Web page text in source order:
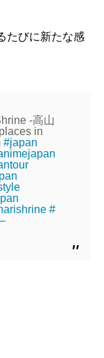
たびに新たな感
-高山
in
#japan
#